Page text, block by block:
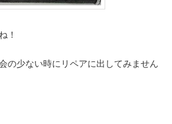
！
少ない時にリペアに出してみません